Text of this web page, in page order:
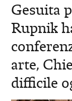
Gesuita
Rupnik
arte,
difficile